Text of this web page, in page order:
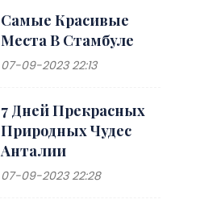
Самые Красивые
Места В Стамбуле
07-09-2023 22:13
7 Дней Прекрасных
Природных Чудес
Анталии
07-09-2023 22:28